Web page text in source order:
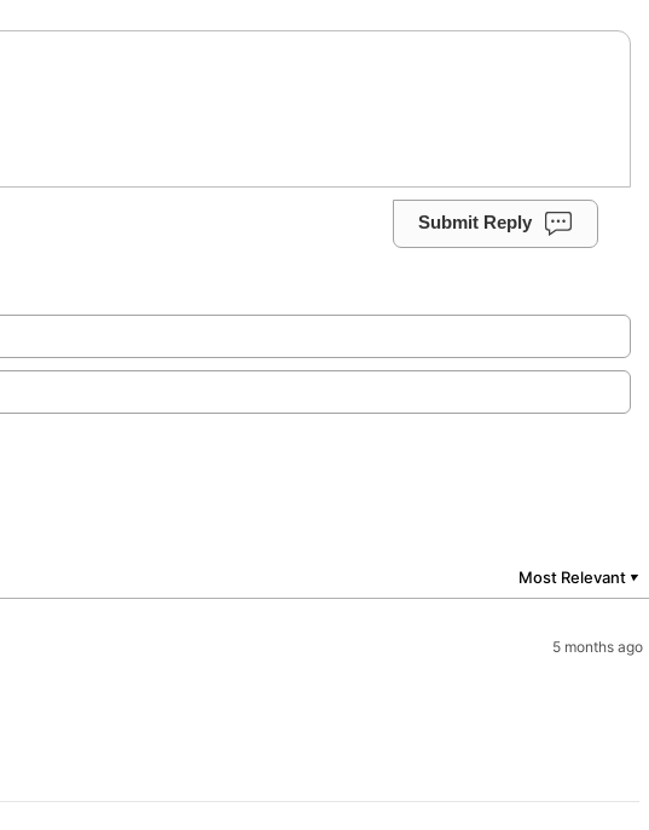
Submit Reply
Most Relevant ▼
5 months ago